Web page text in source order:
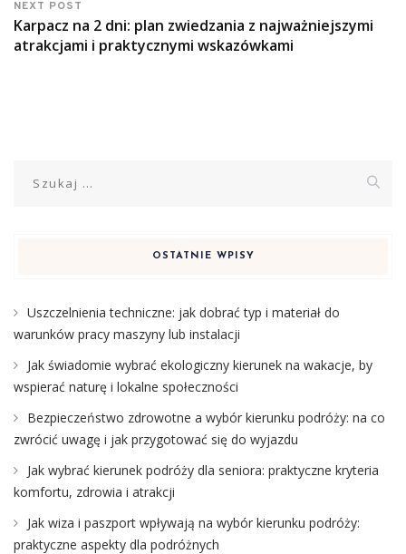
NEXT POST
Karpacz na 2 dni: plan zwiedzania z najważniejszymi
atrakcjami i praktycznymi wskazówkami
OSTATNIE WPISY
Uszczelnienia techniczne: jak dobrać typ i materiał do
warunków pracy maszyny lub instalacji
Jak świadomie wybrać ekologiczny kierunek na wakacje, by
wspierać naturę i lokalne społeczności
Bezpieczeństwo zdrowotne a wybór kierunku podróży: na co
zwrócić uwagę i jak przygotować się do wyjazdu
Jak wybrać kierunek podróży dla seniora: praktyczne kryteria
komfortu, zdrowia i atrakcji
Jak wiza i paszport wpływają na wybór kierunku podróży:
praktyczne aspekty dla podróżnych